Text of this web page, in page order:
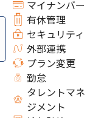
マイナンバー
有休管理
セキュリティ
外部連携
プラン変更
勤怠
タレントマネ
ジメント